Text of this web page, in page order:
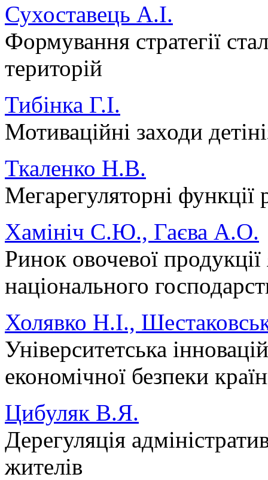
Сухоставець А.І.
Формування стратегії
територій
Тибінка Г.І.
Мотиваційні заходи
Ткаленко Н.В.
Мегарегуляторні функції
Хамініч С.Ю., Гаєва А.О.
Ринок овочевої
національного
Холявко Н.І.,
Університетська
економічної безпеки
Цибуляк В.Я.
Дерегуляція
жителів